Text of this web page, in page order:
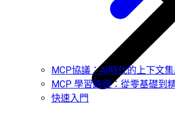
MCP協議：AI時代的上下文
MCP 學習路徑：從零基礎到
快速入門